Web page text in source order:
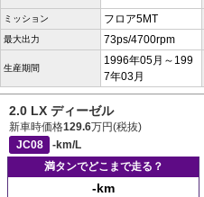
ミッション フロア5MT
最大出力 73ps/4700rpm
生産期間
1996年05月～199
7年03月
2.0 LX ディーゼル
新車時価格129.6万円(税抜)
JC08
-km/L
満タンでどこまで走る？
-km